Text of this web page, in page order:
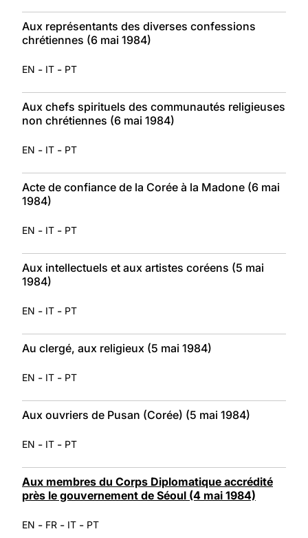
Aux représentants des diverses confessions
chrétiennes (6 mai 1984)
EN - IT - PT
Aux chefs spirituels des communautés religieuses
non chrétiennes (6 mai 1984)
EN - IT - PT
Acte de confiance de la Corée à la Madone (6 mai
1984)
EN - IT - PT
Aux intellectuels et aux artistes coréens (5 mai
1984)
EN - IT - PT
Au clergé, aux religieux (5 mai 1984)
EN - IT - PT
Aux ouvriers de Pusan (Corée) (5 mai 1984)
EN - IT - PT
Aux membres du Corps Diplomatique accrédité
près le gouvernement de Séoul (4 mai 1984)
EN - FR - IT - PT